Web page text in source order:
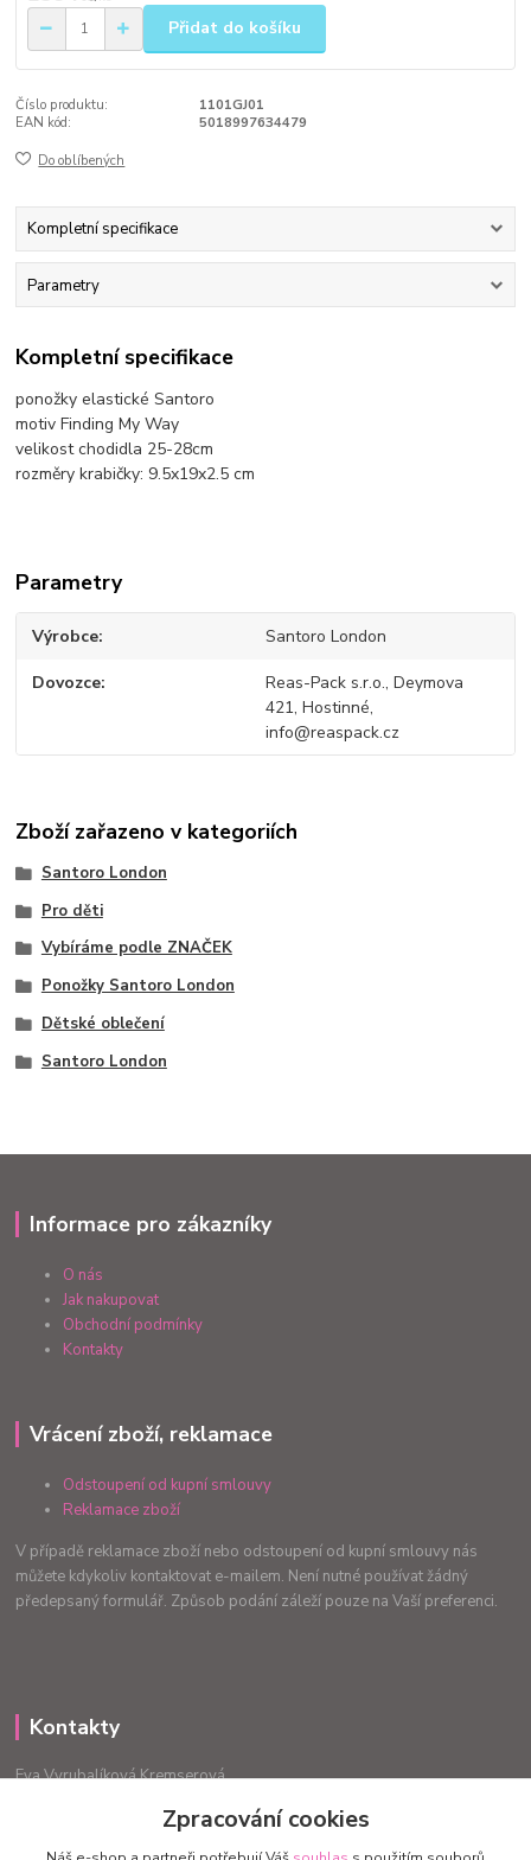
Přidat do košíku
Číslo produktu:
1101GJ01
EAN kód:
5018997634479
Do oblíbených
Kompletní specifikace
Parametry
Kompletní specifikace
ponožky elastické Santoro
motiv Finding My Way
velikost chodidla 25-28cm
rozměry krabičky: 9.5x19x2.5 cm
Parametry
Výrobce Santoro London
Dovozce
Reas-Pack s.r.o., Deymova
421, Hostinné,
info@reaspack.cz
Zboží zařazeno v kategoriích
Santoro London
Pro děti
Vybíráme podle ZNAČEK
Ponožky Santoro London
Dětské oblečení
Santoro London
Informace pro zákazníky
O nás
Jak nakupovat
Obchodní podmínky
Kontakty
Vrácení zboží, reklamace
Odstoupení od kupní smlouvy
Reklamace zboží
V případě reklamace zboží nebo odstoupení od kupní smlouvy nás
můžete kdykoliv kontaktovat e-mailem. Není nutné používat žádný
předepsaný formulář. Způsob podání záleží pouze na Vaší preferenci.
Kontakty
Eva Vyrubalíková Kremserová
info.radost@email.cz
Zpracování cookies